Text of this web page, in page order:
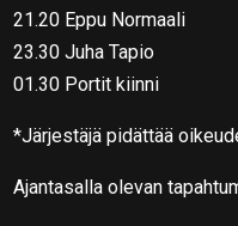
21.20 Eppu Normaali
23.30 Juha Tapio
01.30 Portit kiinni
*Järjestäjä pidättää
Ajantasalla olevan